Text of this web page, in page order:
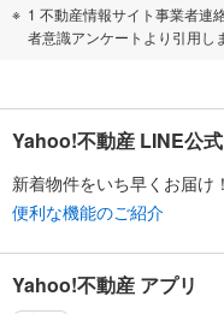
1 不動産情報サイト事業者連
者意識アンケートより引用し
Yahoo!不動産 LINE公
新着物件をいち早くお届け！
便利な機能のご紹介
Yahoo!不動産 アプリ